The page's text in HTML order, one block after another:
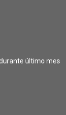
durante último mes